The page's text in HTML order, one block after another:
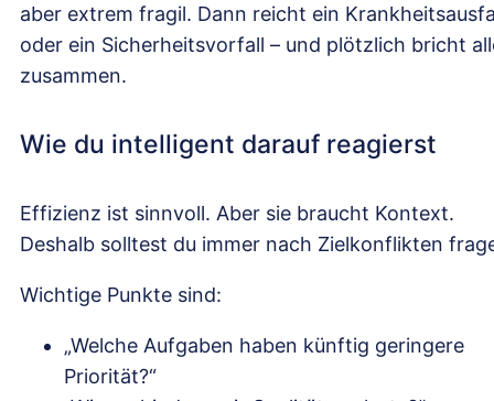
aber extrem fragil. Dann reicht ein
oder ein Sicherheitsvorfall – und plötzlich bricht
zusammen.
Wie du intelligent darauf reagierst
Effizienz ist sinnvoll. Aber sie braucht Kontext.
Deshalb solltest du immer nach Zielkonflikten
Wichtige Punkte sind:
„Welche Aufgaben haben künftig geringere
Priorität?“